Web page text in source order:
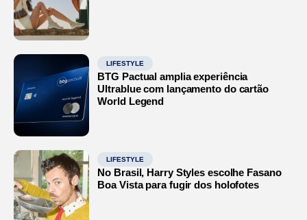
LIFESTYLE
BTG Pactual amplia experiência
Ultrablue com lançamento do cartão
World Legend
LIFESTYLE
No Brasil, Harry Styles escolhe Fasano
Boa Vista para fugir dos holofotes